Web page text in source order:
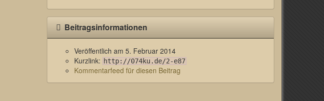
Beitragsinformationen
Veröffentlich am 5. Februar 2014
Kurzlink: http://074ku.de/2-e87
Kommentarfeed für diesen Beitrag